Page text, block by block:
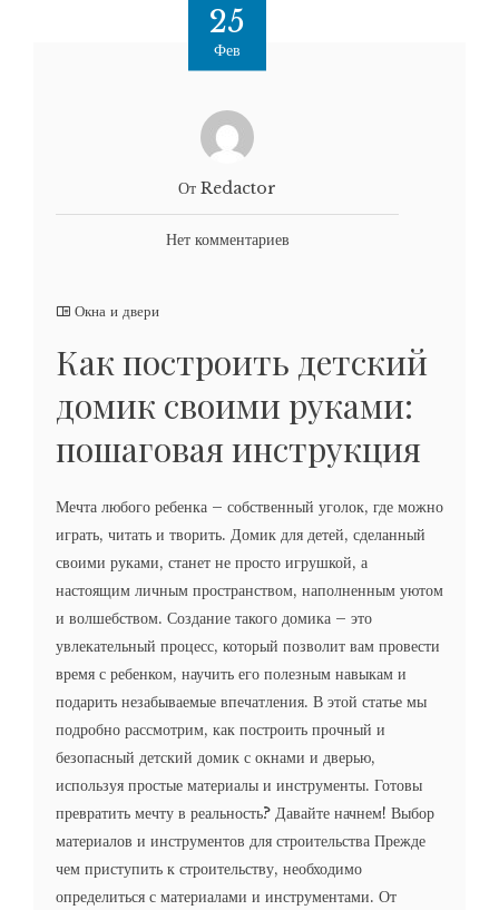
25
Фев
От Redactor
Нет комментариев
Окна и двери
Как построить детский
домик своими руками:
пошаговая инструкция
Мечта любого ребенка – собственный уголок, где можно
играть, читать и творить. Домик для детей, сделанный
своими руками, станет не просто игрушкой, а
настоящим личным пространством, наполненным уютом
и волшебством. Создание такого домика – это
увлекательный процесс, который позволит вам провести
время с ребенком, научить его полезным навыкам и
подарить незабываемые впечатления. В этой статье мы
подробно рассмотрим, как построить прочный и
безопасный детский домик с окнами и дверью,
используя простые материалы и инструменты. Готовы
превратить мечту в реальность? Давайте начнем! Выбор
материалов и инструментов для строительства Прежде
чем приступить к строительству, необходимо
определиться с материалами и инструментами. От